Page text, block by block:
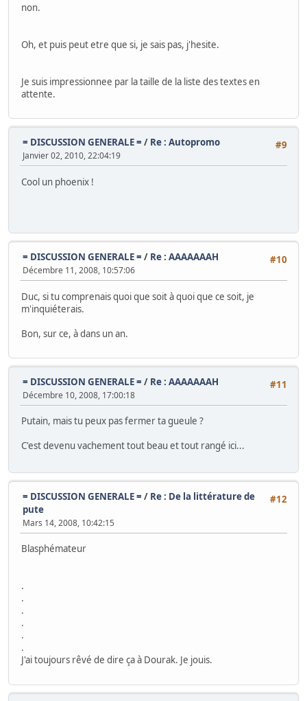
non.
Oh, et puis peut etre que si, je sais pas, j'hesite.
Je suis impressionnee par la taille de la liste des textes en
attente.
#9
= DISCUSSION GENERALE = / Re : Autopromo
Janvier 02, 2010, 22:04:19
Cool un phoenix !
#10
= DISCUSSION GENERALE = / Re : AAAAAAAH
Décembre 11, 2008, 10:57:06
Duc, si tu comprenais quoi que soit à quoi que ce soit, je
m'inquiéterais.
Bon, sur ce, à dans un an.
#11
= DISCUSSION GENERALE = / Re : AAAAAAAH
Décembre 10, 2008, 17:00:18
Putain, mais tu peux pas fermer ta gueule ?
C'est devenu vachement tout beau et tout rangé ici...
#12
= DISCUSSION GENERALE = / Re : De la littérature de
pute
Mars 14, 2008, 10:42:15
Blasphémateur
.
.
.
.
.
.
J'ai toujours rêvé de dire ça à Dourak. Je jouis.